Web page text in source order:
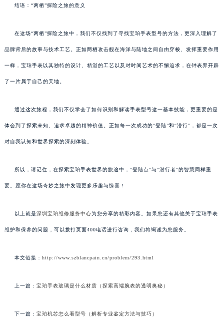
结语：“两栖”探险之旅的意义
在这场“两栖”探险之旅中，我们不仅找到了寻找宝珀手表型号的方法，更深入理解了
品牌背后的故事与技术工艺。正如两栖攻击舰在海洋与陆地之间自由穿梭、发挥重要作用
一样，宝珀手表以其独特的设计、精湛的工艺以及对时间艺术的不懈追求，在钟表界开辟
了一片属于自己的天地。
通过这次旅程，我们不仅学会了如何识别和解读手表型号这一基本技能，更重要的是
体会到了探索未知、追求卓越的精神价值。正如每一次成功的“登陆”和“潜行”，都是一次
对自我认知和世界探索的深刻体验。
所以，请记住，在探索宝珀手表世界的旅途中，“登陆点”与“潜行者”的智慧同样重
要。愿你在这场奇妙之旅中发现更多乐趣与惊喜！
以上就是深圳宝珀维修服务中心为您分享的精彩内容。如果您还有其他关于宝珀手表
维护和保养的问题，可以拨打页面400电话进行咨询，我们将竭诚为您服务。
本文链接： http://www.szblancpain.cn/problem/293.html
上一篇： 宝珀手表玻璃是什么材质（探索高端腕表的透明奥秘）
下一篇： 宝珀机芯怎么看型号（解析专业鉴定方法与技巧）